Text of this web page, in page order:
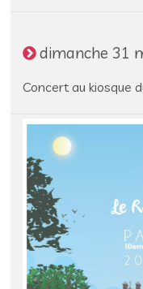
dimanche 31
Concert au kiosque